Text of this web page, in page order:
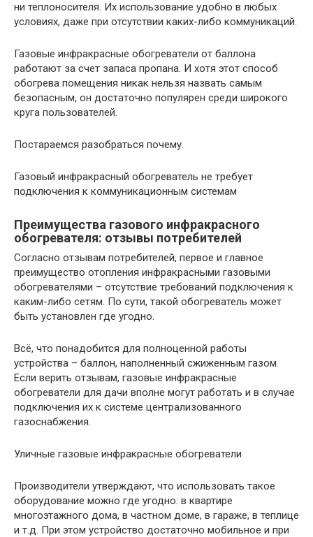
ни теплоносителя. Их использование удобно в любых
условиях, даже при отсутствии каких-либо коммуникаций.
Газовые инфракрасные обогреватели от баллона
работают за счет запаса пропана. И хотя этот способ
обогрева помещения никак нельзя назвать самым
безопасным, он достаточно популярен среди широкого
круга пользователей.
Постараемся разобраться почему.
Газовый инфракрасный обогреватель не требует
подключения к коммуникационным системам
Преимущества газового инфракрасного
обогревателя: отзывы потребителей
Согласно отзывам потребителей, первое и главное
преимущество отопления инфракрасными газовыми
обогревателями – отсутствие требований подключения к
каким-либо сетям. По сути, такой обогреватель может
быть установлен где угодно.
Всё, что понадобится для полноценной работы
устройства – баллон, наполненный сжиженным газом.
Если верить отзывам, газовые инфракрасные
обогреватели для дачи вполне могут работать и в случае
подключения их к системе централизованного
газоснабжения.
Уличные газовые инфракрасные обогреватели
Производители утверждают, что использовать такое
оборудование можно где угодно: в квартире
многоэтажного дома, в частном доме, в гараже, в теплице
и т.д. При этом устройство достаточно мобильное и при